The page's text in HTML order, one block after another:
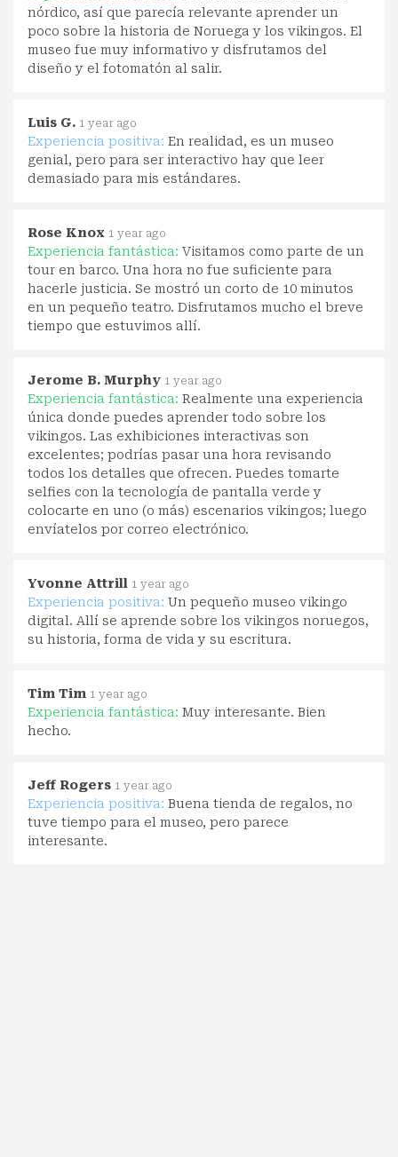
nórdico, así que parecía relevante aprender un
poco sobre la historia de Noruega y los vikingos. El
museo fue muy informativo y disfrutamos del
diseño y el fotomatón al salir.
Luis G. 1 year ago
Experiencia positiva: En realidad, es un museo
genial, pero para ser interactivo hay que leer
demasiado para mis estándares.
Rose Knox 1 year ago
Experiencia fantástica: Visitamos como parte de un
tour en barco. Una hora no fue suficiente para
hacerle justicia. Se mostró un corto de 10 minutos
en un pequeño teatro. Disfrutamos mucho el breve
tiempo que estuvimos allí.
Jerome B. Murphy 1 year ago
Experiencia fantástica: Realmente una experiencia
única donde puedes aprender todo sobre los
vikingos. Las exhibiciones interactivas son
excelentes; podrías pasar una hora revisando
todos los detalles que ofrecen. Puedes tomarte
selfies con la tecnología de pantalla verde y
colocarte en uno (o más) escenarios vikingos; luego
envíatelos por correo electrónico.
Yvonne Attrill 1 year ago
Experiencia positiva: Un pequeño museo vikingo
digital. Allí se aprende sobre los vikingos noruegos,
su historia, forma de vida y su escritura.
Tim Tim 1 year ago
Experiencia fantástica: Muy interesante. Bien
hecho.
Jeff Rogers 1 year ago
Experiencia positiva: Buena tienda de regalos, no
tuve tiempo para el museo, pero parece
interesante.